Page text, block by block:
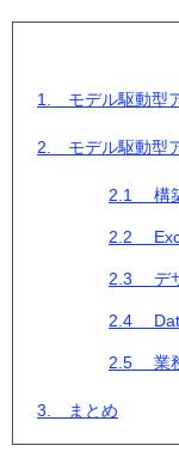
1. モデル駆動型
2. モデル駆動型
2.1 構
2.2
2.3 デ
2.4
2.5 業
3. まとめ